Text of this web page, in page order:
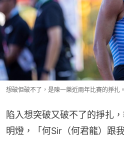
想破但破不了，是陳一樂近兩年比賽的掙扎
陷入想突破又破不了的掙扎
明燈，「何Sir（何君龍）跟